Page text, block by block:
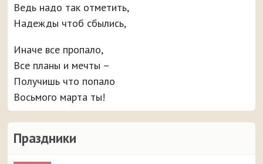
Праздники
Ведь надо так отметить,
Надежды чтоб сбылись,
Иначе все пропало,
Все планы и мечты –
Получишь что попало
Восьмого марта ты!